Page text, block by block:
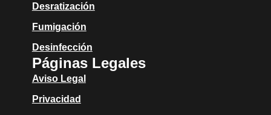
Desratización
Fumigación
Desinfección
Páginas Legales
Aviso Legal
Privacidad